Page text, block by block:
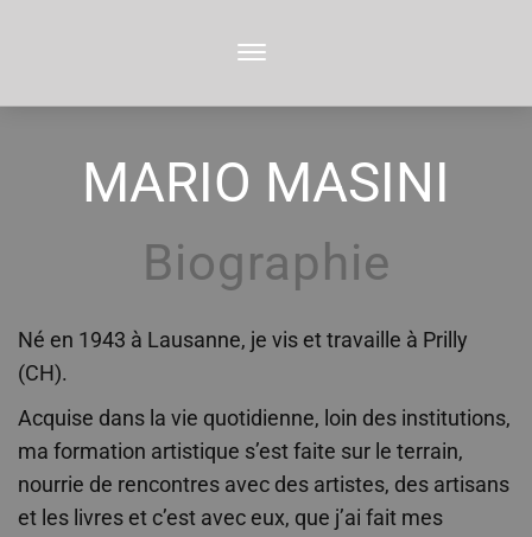
MARIO MASINI
Biographie
Né en 1943 à Lausanne, je vis et travaille à Prilly
(CH).
Acquise dans la vie quotidienne, loin des institutions,
ma formation artistique s’est faite sur le terrain,
nourrie de rencontres avec des artistes, des artisans
et les livres et c’est avec eux, que j’ai fait mes